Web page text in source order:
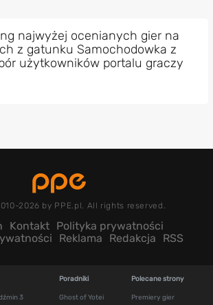
najwyżej ocenianych gier na
z gatunku Samochodowka z
użytkowników portalu graczy
2026 by PPE.pl. All rights reserved.
Kontakt Polityka prywatności
Reklama Redakcja RSS
3
Poradniki
Ghost of Yotei
Polecane strony
Premiery gier